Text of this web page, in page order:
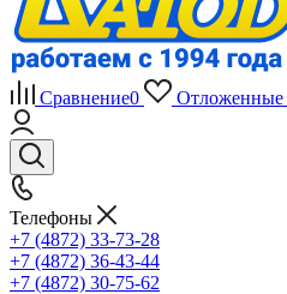
Сравнение0 Отложенные
Телефоны
+7 (4872) 33-73-28
+7 (4872) 36-43-44
+7 (4872) 30-75-62